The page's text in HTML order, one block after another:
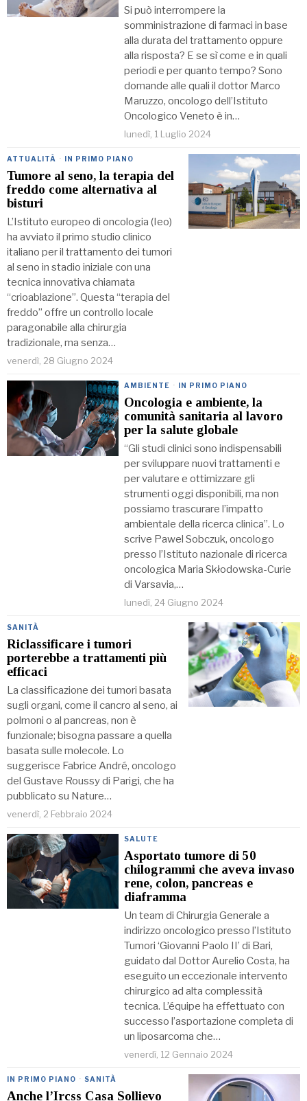
Si può interrompere la
somministrazione di farmaci in base
alla durata del trattamento oppure
alla risposta? E se sì come e in quali
periodi e per quanto tempo? Sono
domande alle quali il dottor Marco
Maruzzo, oncologo dell’Istituto
Oncologico Veneto è in…
lunedì, 1 Luglio 2024
ATTUALITÀ · IN PRIMO PIANO
Tumore al seno, la terapia del
freddo come alternativa al
bisturi
L’Istituto europeo di oncologia (Ieo)
ha avviato il primo studio clinico
italiano per il trattamento dei tumori
al seno in stadio iniziale con una
tecnica innovativa chiamata
“crioablazione”. Questa “terapia del
freddo” offre un controllo locale
paragonabile alla chirurgia
tradizionale, ma senza…
venerdì, 28 Giugno 2024
AMBIENTE · IN PRIMO PIANO
Oncologia e ambiente, la
comunità sanitaria al lavoro
per la salute globale
“Gli studi clinici sono indispensabili
per sviluppare nuovi trattamenti e
per valutare e ottimizzare gli
strumenti oggi disponibili, ma non
possiamo trascurare l’impatto
ambientale della ricerca clinica”. Lo
scrive Pawel Sobczuk, oncologo
presso l’Istituto nazionale di ricerca
oncologica Maria Skłodowska-Curie
di Varsavia,…
lunedì, 24 Giugno 2024
SANITÀ
Riclassificare i tumori
porterebbe a trattamenti più
efficaci
La classificazione dei tumori basata
sugli organi, come il cancro al seno, ai
polmoni o al pancreas, non è
funzionale; bisogna passare a quella
basata sulle molecole. Lo
suggerisce Fabrice André, oncologo
del Gustave Roussy di Parigi, che ha
pubblicato su Nature…
venerdì, 2 Febbraio 2024
SALUTE
Asportato tumore di 50
chilogrammi che aveva invaso
rene, colon, pancreas e
diaframma
Un team di Chirurgia Generale a
indirizzo oncologico presso l’Istituto
Tumori ‘Giovanni Paolo II’ di Bari,
guidato dal Dottor Aurelio Costa, ha
eseguito un eccezionale intervento
chirurgico ad alta complessità
tecnica. L’équipe ha effettuato con
successo l’asportazione completa di
un liposarcoma che…
venerdì, 12 Gennaio 2024
IN PRIMO PIANO · SANITÀ
Anche l’Ircss Casa Sollievo